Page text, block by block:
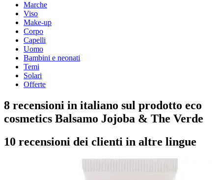
Marche
Viso
Make-up
Corpo
Capelli
Uomo
Bambini e neonati
Temi
Solari
Offerte
8 recensioni in italiano sul prodotto eco
cosmetics Balsamo Jojoba & The Verde
10 recensioni dei clienti in altre lingue